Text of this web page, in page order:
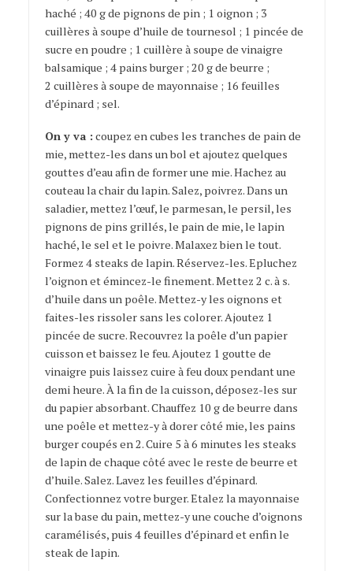
haché ; 40 g de pignons de pin ; 1 oignon ; 3
cuillères à soupe d’huile de tournesol ; 1 pincée de
sucre en poudre ; 1 cuillère à soupe de vinaigre
balsamique ; 4 pains burger ; 20 g de beurre ;
2 cuillères à soupe de mayonnaise ; 16 feuilles
d’épinard ; sel.
On y va : coupez en cubes les tranches de pain de
mie, mettez-les dans un bol et ajoutez quelques
gouttes d’eau afin de former une mie. Hachez au
couteau la chair du lapin. Salez, poivrez. Dans un
saladier, mettez l’œuf, le parmesan, le persil, les
pignons de pins grillés, le pain de mie, le lapin
haché, le sel et le poivre. Malaxez bien le tout.
Formez 4 steaks de lapin. Réservez-les. Epluchez
l’oignon et émincez-le finement. Mettez 2 c. à s.
d’huile dans un poêle. Mettez-y les oignons et
faites-les rissoler sans les colorer. Ajoutez 1
pincée de sucre. Recouvrez la poêle d’un papier
cuisson et baissez le feu. Ajoutez 1 goutte de
vinaigre puis laissez cuire à feu doux pendant une
demi heure. À la fin de la cuisson, déposez-les sur
du papier absorbant. Chauffez 10 g de beurre dans
une poêle et mettez-y à dorer côté mie, les pains
burger coupés en 2. Cuire 5 à 6 minutes les steaks
de lapin de chaque côté avec le reste de beurre et
d’huile. Salez. Lavez les feuilles d’épinard.
Confectionnez votre burger. Etalez la mayonnaise
sur la base du pain, mettez-y une couche d’oignons
caramélisés, puis 4 feuilles d’épinard et enfin le
steak de lapin.